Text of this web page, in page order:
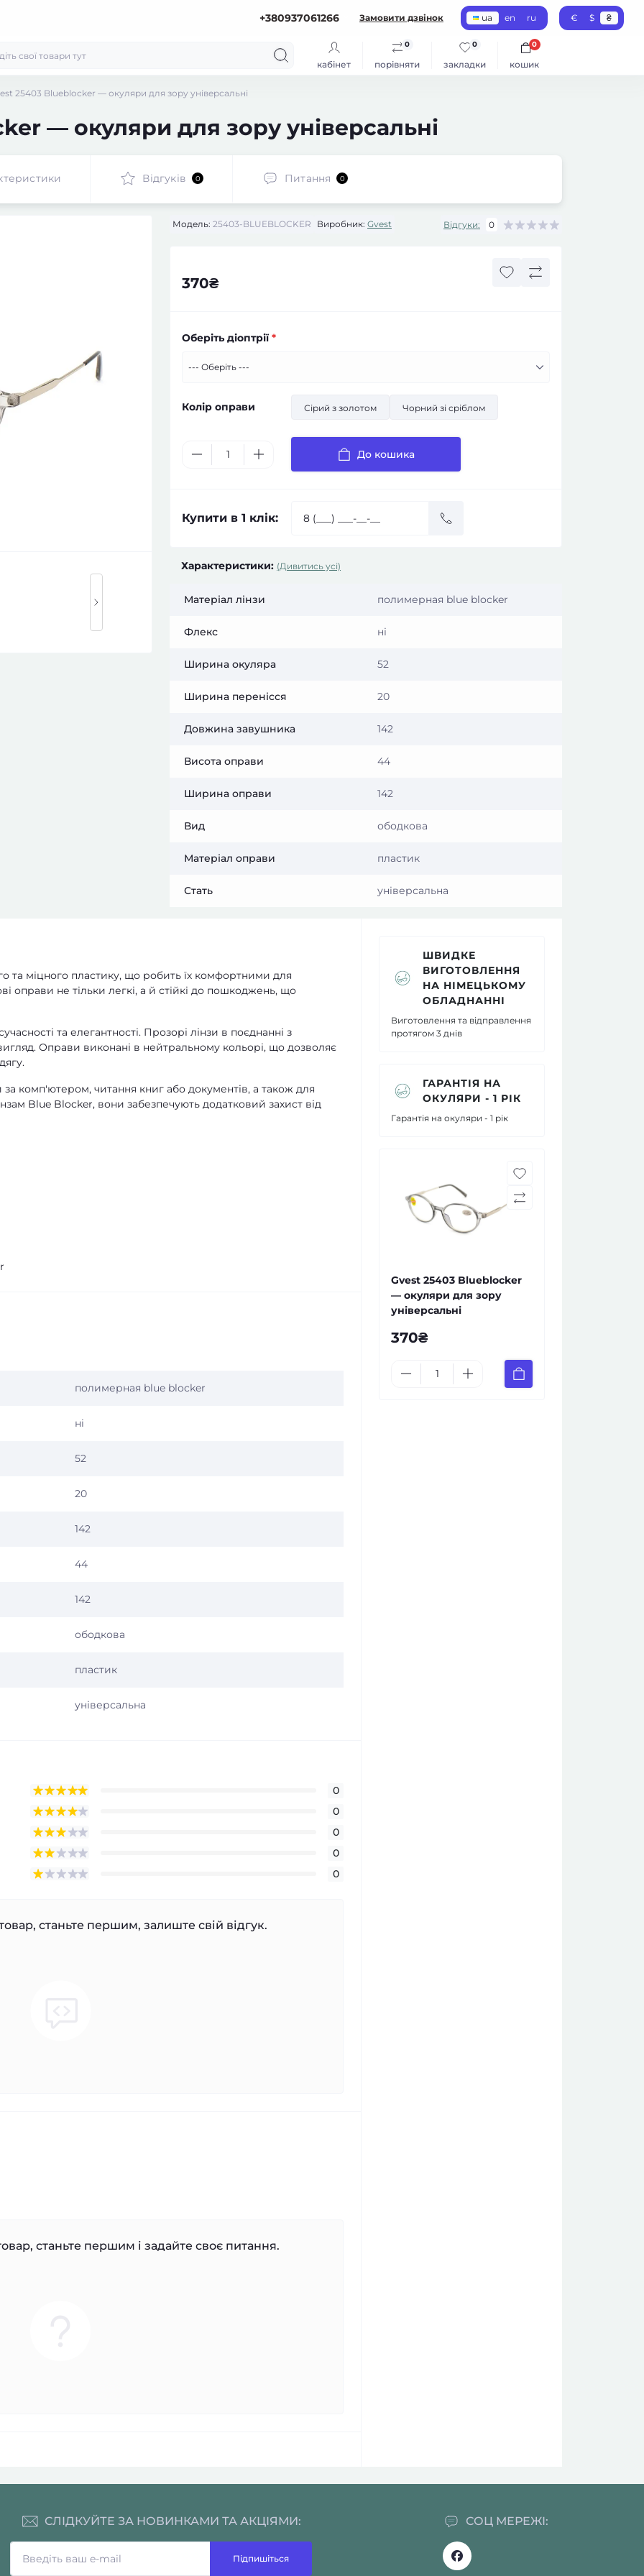
+380937061266 Замовити дзвінок ua en ru € $ ₴
кабінет порівняти
0
закладки
0
кошик
0
25403 Blueblocker — окуляри для зору універсальні
— окуляри для зору універсальні
Відгуків 0 Питання 0
Модель: 25403-BLUEBLOCKER Виробник: Gvest Відгуки: 0
370₴
Оберіть діоптрії*
Колір оправи Сірий з золотом Чорний зі сріблом
До кошика
Купити в 1 клік:
Характеристики: (Дивитись усі)
Матеріал лінзи полимерная blue blocker
Флекс ні
Ширина окуляра 52
Ширина перенісся 20
Довжина завушника 142
Висота оправи 44
Ширина оправи 142
Вид ободкова
Матеріал оправи пластик
Стать універсальна
та міцного пластику, що робить їх комфортними для
оправи не тільки легкі, а й стійкі до пошкоджень, що
та елегантності. Прозорі лінзи в поєднанні з
Оправи виконані в нейтральному кольорі, що дозволяє
за комп'ютером, читання книг або документів, а також для
Blue Blocker, вони забезпечують додатковий захист від
полимерная blue blocker
ні
52
20
142
44
142
ободкова
пластик
універсальна
0
0
0
0
0
станьте першим, залиште свій відгук.
станьте першим і задайте своє питання.
ШВИДКЕ
ВИГОТОВЛЕННЯ
НА НІМЕЦЬКОМУ
ОБЛАДНАННІ
Виготовлення та відправлення
протягом 3 днів
ГАРАНТІЯ НА
ОКУЛЯРИ - 1 РІК
Гарантія на окуляри - 1 рік
Gvest 25403 Blueblocker
— окуляри для зору
універсальні
370₴
СОЦ МЕРЕЖІ:
СЛІДКУЙТЕ ЗА НОВИНКАМИ ТА АКЦІЯМИ:
Підпишіться